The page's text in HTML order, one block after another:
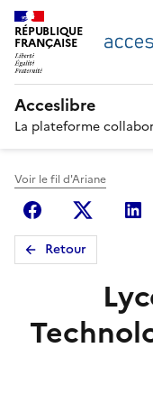
RÉPUBLIQUE
FRANÇAISE
Acceslibre
La plateforme
Voir le fil d'Ariane
FacebookX
Retour